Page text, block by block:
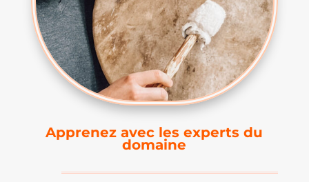
Apprenez avec les experts du
domaine